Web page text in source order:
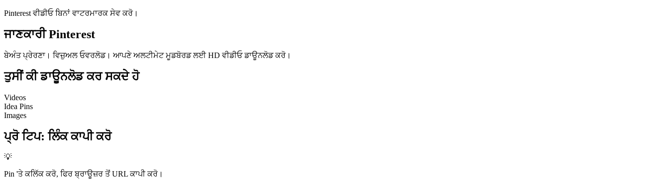
Pinterest ਵੀਡੀਓ ਬਿਨਾਂ ਵਾਟਰਮਾਰਕ ਸੇਵ ਕਰੋ।
ਜਾਣਕਾਰੀ Pinterest
ਬੇਅੰਤ ਪ੍ਰੇਰਣਾ। ਵਿਜ਼ੁਅਲ ਓਵਰਲੋਡ। ਆਪਣੇ ਅਲਟੀਮੇਟ ਮੂਡਬੋਰਡ ਲਈ HD ਵੀਡੀਓ ਡਾਊਨਲੋਡ ਕਰੋ।
ਤੁਸੀਂ ਕੀ ਡਾਊਨਲੋਡ ਕਰ ਸਕਦੇ ਹੋ
Videos
Idea Pins
Images
ਪ੍ਰੋ ਟਿਪ:ਲਿੰਕ ਕਾਪੀ ਕਰੋ
💡
Pin 'ਤੇ ਕਲਿੱਕ ਕਰੋ, ਫਿਰ ਬ੍ਰਾਊਜ਼ਰ ਤੋਂ URL ਕਾਪੀ ਕਰੋ।